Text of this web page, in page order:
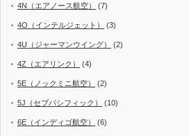
4N（エアノース航空） (7)
4O（インテルジェット） (3)
4U（ジャーマンウイング） (2)
4Z（エアリンク） (4)
5E（ノックミニ航空） (2)
5J（セブパシフィック） (10)
6E（インディゴ航空） (6)